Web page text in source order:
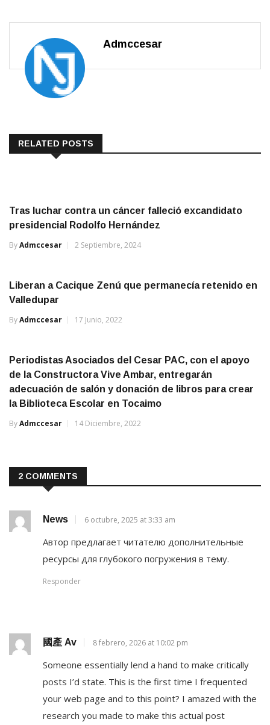
Admccesar
RELATED POSTS
Tras luchar contra un cáncer falleció excandidato
presidencial Rodolfo Hernández
ByAdmccesar 2 Septiembre, 2024
Liberan a Cacique Zenú que permanecía retenido en
Valledupar
ByAdmccesar 17 Junio, 2022
Periodistas Asociados del Cesar PAC, con el apoyo
de la Constructora Vive Ambar, entregarán
adecuación de salón y donación de libros para crear
la Biblioteca Escolar en Tocaimo
ByAdmccesar 14 Diciembre, 2022
2 COMMENTS
News 6 octubre, 2025 at 3:33 am
Автор предлагает читателю дополнительные
ресурсы для глубокого погружения в тему.
Responder
國產 Av 8 febrero, 2026 at 10:02 pm
Someone essentially lend a hand to make critically
posts I’d state. This is the first time I frequented
your web page and to this point? I amazed with the
research you made to make this actual post